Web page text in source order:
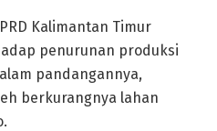
Kalimantan Timur
penurunan produksi
pandangannya,
berkurangnya lahan